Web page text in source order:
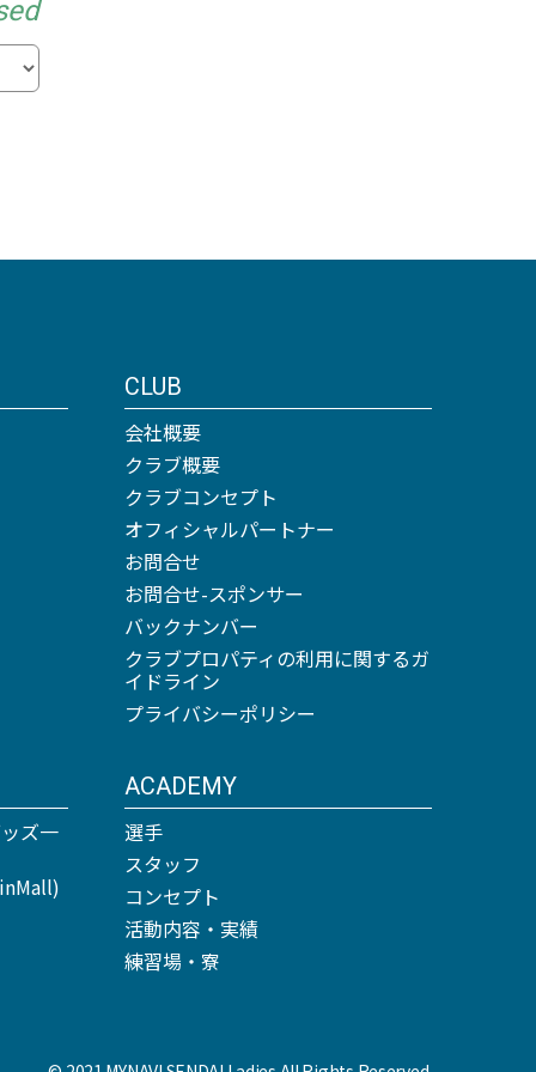
ズ一
ACADEMY
選手
スタッフ
コンセプト
活動内容・実績
練習場・寮
CLUB
会社概要
クラブ概要
クラブコンセプト
オフィシャルパートナー
お問合せ
お問合せ-スポンサー
バックナンバー
クラブプロパティの利用に関するガ
イドライン
プライバシーポリシー